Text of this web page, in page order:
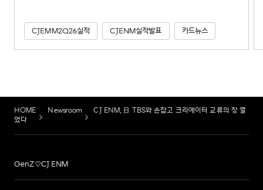
CJEMM2Q26실적 CJENM실적발표 카드뉴스
HOME Newsroom
CJ ENM, 日 TBS와 손잡고 크리에이터 교류의 장 열
었다
GenZ♡CJ ENM